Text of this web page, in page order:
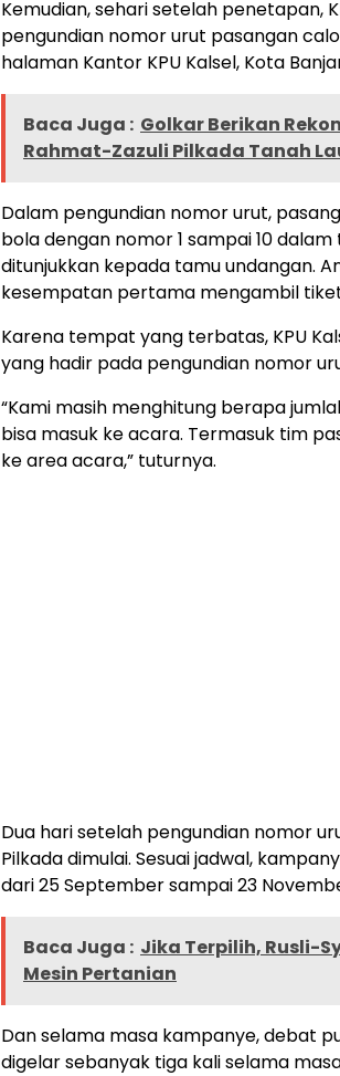
Kemudian, sehari setelah penetapan,
pengundian nomor urut pasangan
halaman Kantor KPU Kalsel, Kota
Baca Juga : Golkar Berikan
Rahmat-Zazuli Pilkada Tanah
Dalam pengundian nomor urut,
bola dengan nomor 1 sampai 10
ditunjukkan kepada tamu undangan.
kesempatan pertama mengambil
Karena tempat yang terbatas, KPU
yang hadir pada pengundian nomor
“Kami masih menghitung berapa
bisa masuk ke acara. Termasuk tim
ke area acara,” tuturnya.
Dua hari setelah pengundian nomor
Pilkada dimulai. Sesuai jadwal,
dari 25 September sampai 23
Baca Juga : Jika Terpilih, Rusli-
Mesin Pertanian
Dan selama masa kampanye, debat
digelar sebanyak tiga kali selama